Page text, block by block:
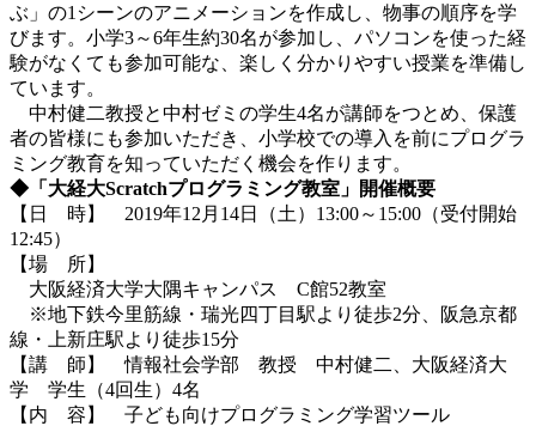
ぶ」の1シーンのアニメーションを作成し、物事の順序を学
びます。小学3～6年生約30名が参加し、パソコンを使った経
験がなくても参加可能な、楽しく分かりやすい授業を準備し
ています。
中村健二教授と中村ゼミの学生4名が講師をつとめ、保護
者の皆様にも参加いただき、小学校での導入を前にプログラ
ミング教育を知っていただく機会を作ります。
◆「大経大Scratchプログラミング教室」開催概要
【日 時】 2019年12月14日（土）13:00～15:00（受付開始
12:45）
【場 所】
大阪経済大学大隅キャンパス C館52教室
※地下鉄今里筋線・瑞光四丁目駅より徒歩2分、阪急京都
線・上新庄駅より徒歩15分
【講 師】 情報社会学部 教授 中村健二、大阪経済大
学 学生（4回生）4名
【内 容】 子ども向けプログラミング学習ツール